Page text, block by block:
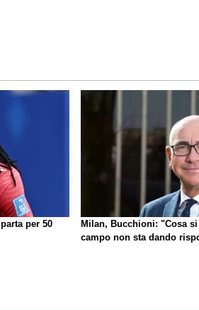
per 50
Milan, Bucchioni: "Cosa
campo non sta dando